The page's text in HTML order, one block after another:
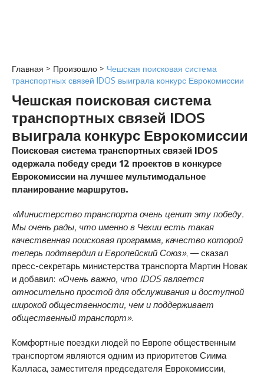
Главная > Произошло > Чешская поисковая система
транспортных связей IDOS выиграла конкурс Еврокомиссии
Чешская поисковая система
транспортных связей IDOS
выиграла конкурс Еврокомиссии
Поисковая система транспортных связей IDOS
одержала победу среди 12 проектов в конкурсе
Еврокомиссии на лучшее мультимодальное
планирование маршрутов.
«Министерство транспорта очень ценит эту победу.
Мы очень рады, что именно в Чехии есть такая
качественная поисковая программа, качество которой
теперь подтвердил и Европейский Союз», — сказал
пресс-секретарь министерства транспорта Мартин Новак
и добавил: «Очень важно, что IDOS является
относительно простой для обслуживания и доступной
широкой общественности, чем и поддерживает
общественный транспорт».
Комфортные поездки людей по Европе общественным
транспортом являются одним из приоритетов Сиима
Калласа, заместителя председателя Еврокомиссии,